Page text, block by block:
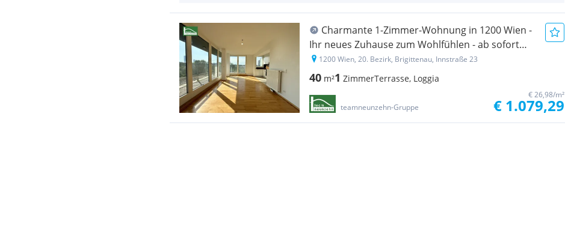
Charmante 1-Zimmer-Wohnung in 1200 Wien -
Ihr neues Zuhause zum Wohlfühlen - ab sofort
beziehbar!
1200 Wien, 20. Bezirk, Brigittenau, Innstraße 23
40 m²1 ZimmerTerrasse, Loggia
teamneunzehn-Gruppe
€ 26,98/m²
€ 1.079,29